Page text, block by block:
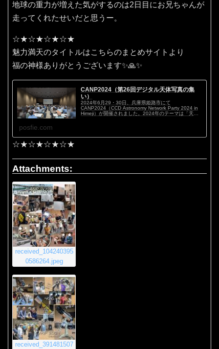
地球の重力が増えた気がするのは2日目にお兄ちゃんが
走ってくれたせいだと思うー。
☆★☆★☆★☆★
魅力満天のタイトルはこちらのまとめサイトより
福の神様ありがとうございます✨🙏✨
CANP2024（第26回デジタル天体写真の集
い）
2024年6月29・30日、兵庫県姫路市にて
CANP2024（CCD Astronomy Network Party 2024 in
Himeji）が開催されました。2024年のテーマは「天体
posfie.com
☆★☆★☆★☆★
Attachments:
received_104240395
0586264.jpeg
received_391481507